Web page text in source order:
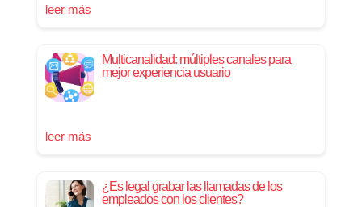
leer más
Multicanalidad: múltiples canales para
mejor experiencia usuario
leer más
¿Es legal grabar las llamadas de los
empleados con los clientes?